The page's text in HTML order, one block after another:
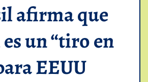
afirma que
un “tiro en
EEUU